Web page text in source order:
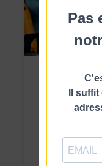
Qu’est-ce
Pas
Il